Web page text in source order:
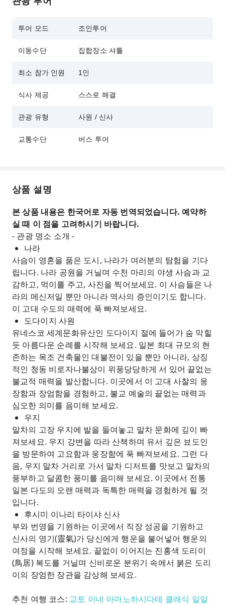
도다이지 절과 뵤도인 절을 방문하세요.
투어 모드 조인투어
이동수단 집합장소 셔틀
최소 참가 인원 1인
식사 제공 스스로 해결
관광 유형 사원 / 신사
교통수단 버스 투어
상품 설명
본 상품 내용은 한국어로 자동 번역되었습니다. 예약하
실 때 이 점을 고려하시기 바랍니다.
- 관광 명소 소개 -
나라
사슴이 영혼을 품은 도시, 나라가 여러분의 탐험을 기다
립니다. 나라 공원을 거닐며 수천 마리의 야생 사슴과 교
감하고, 먹이를 주고, 사진을 찍어보세요. 이 사슴들은 나
라의 메신저일 뿐만 아니라 역사의 증인이기도 합니다.
이 고대 수도의 매력에 푹 빠져보세요.
도다이지 사원
유네스코 세계문화유산인 도다이지 절에 들어가 숨 막힐
듯 아름다운 순례를 시작해 보세요. 일본 최대 규모의 현
존하는 목조 건축물인 대불전이 있을 뿐만 아니라, 상징
적인 청동 비로자나불상이 위풍당당하게 서 있어 끝없는
불교적 매력을 발산합니다. 이곳에서 이 고대 사찰의 웅
장함과 장엄함을 경험하고, 불교 예술의 끝없는 매력과
심오한 의미를 음미해 보세요.
우지
말차의 고장 우지에 발을 들여놓고 말차 문화에 깊이 빠
져보세요. 우지 강변을 따라 산책하며 유서 깊은 뵤도인
을 방문하여 고요함과 웅장함에 푹 빠져보세요. 그런 다
음, 우지 말차 거리로 가서 말차 디저트를 맛보고 말차의
풍부하고 달콤한 풍미를 음미해 보세요. 이곳에서 전통
일본 다도의 오랜 매력과 독특한 매력을 경험하게 될 것
입니다.
후시미 이나리 타이샤 신사
부와 번영을 기원하는 이곳에서 직장 성공을 기원하고
신사의 영기(靈氣)가 당신에게 행운을 불어넣어 행운의
여정을 시작해 보세요. 끝없이 이어지는 진홍색 도리이
(鳥居) 복도를 거닐며 신비로운 분위기 속에서 붉은 도리
이의 장엄한 장관을 감상해 보세요.
추천 여행 코스: 교토 이네 아마노하시다테 클래식 일일